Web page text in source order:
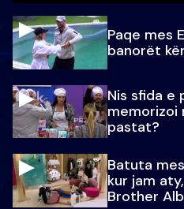
Paqe mes
banorët
Nis sfida e
memorizoi
pastat?
Batuta
kur jam
Brother